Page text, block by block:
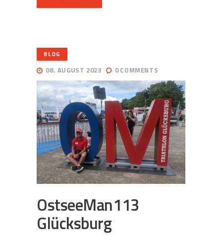
BLOG
08. AUGUST 2023 0COMMENTS
OstseeMan113
Glücksburg